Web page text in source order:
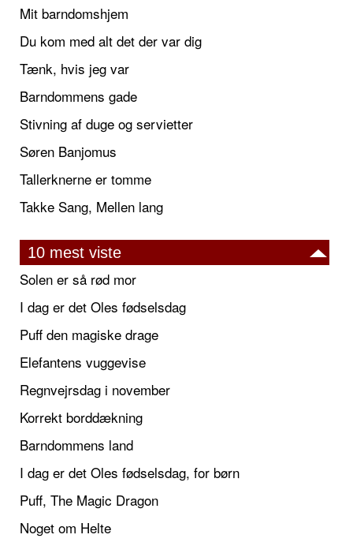
Mit barndomshjem
Du kom med alt det der var dig
Tænk, hvis jeg var
Barndommens gade
Stivning af duge og servietter
Søren Banjomus
Tallerknerne er tomme
Takke Sang, Mellen lang
10 mest viste
Solen er så rød mor
I dag er det Oles fødselsdag
Puff den magiske drage
Elefantens vuggevise
Regnvejrsdag i november
Korrekt borddækning
Barndommens land
I dag er det Oles fødselsdag, for børn
Puff, The Magic Dragon
Noget om Helte